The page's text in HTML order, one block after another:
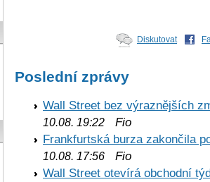
Diskutovat
Poslední zprávy
Wall Street bez výraznějších
10.08. 19:22 Fio
Frankfurtská burza zakončila
10.08. 17:56 Fio
Wall Street otevírá obchodní